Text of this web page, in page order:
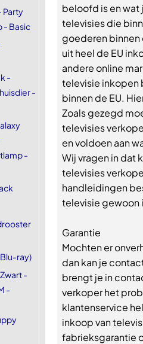
Party
- Basic
-
-
-
ray)
-
-
beloofd is en wat
televisies die
goederen binnen
uit heel de EU
andere online
televisie inkopen
binnen de EU.
Zoals gezegd
televisies
en voldoen aan
Wij vragen in dat
televisies
handleidingen
televisie gewoon
Garantie
Mochten er
dan kan je
brengt je in
verkoper het
klantenservice
inkoop van
fabrieksgarantie